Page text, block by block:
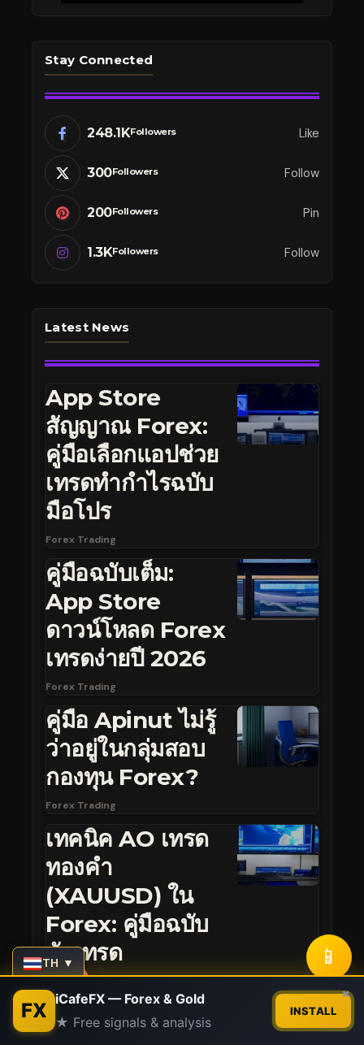
Stay Connected
248.1KFollowers Like
300Followers Follow
200Followers Pin
1.3KFollowers Follow
Latest News
App Store
สัญญาณ Forex:
คู่มือเลือกแอปช่วย
เทรดทำกำไรฉบับ
มือโปร
Forex Trading
คู่มือฉบับเต็ม:
App Store
ดาวน์โหลด Forex
เทรดง่ายปี 2026
Forex Trading
คู่มือ Apinut ไม่รู้
ว่าอยู่ในกลุ่มสอบ
กองทุน Forex?
Forex Trading
เทคนิค AO เทรด
ทองคำ
(XAUUSD) ใน
Forex: คู่มือฉบับ
นักเทรด
Forex Trading
TH ▼ 📱
FX iCafeFX — Forex & Gold
★ Free signals & analysis
INSTALL
×
Contact us
Open